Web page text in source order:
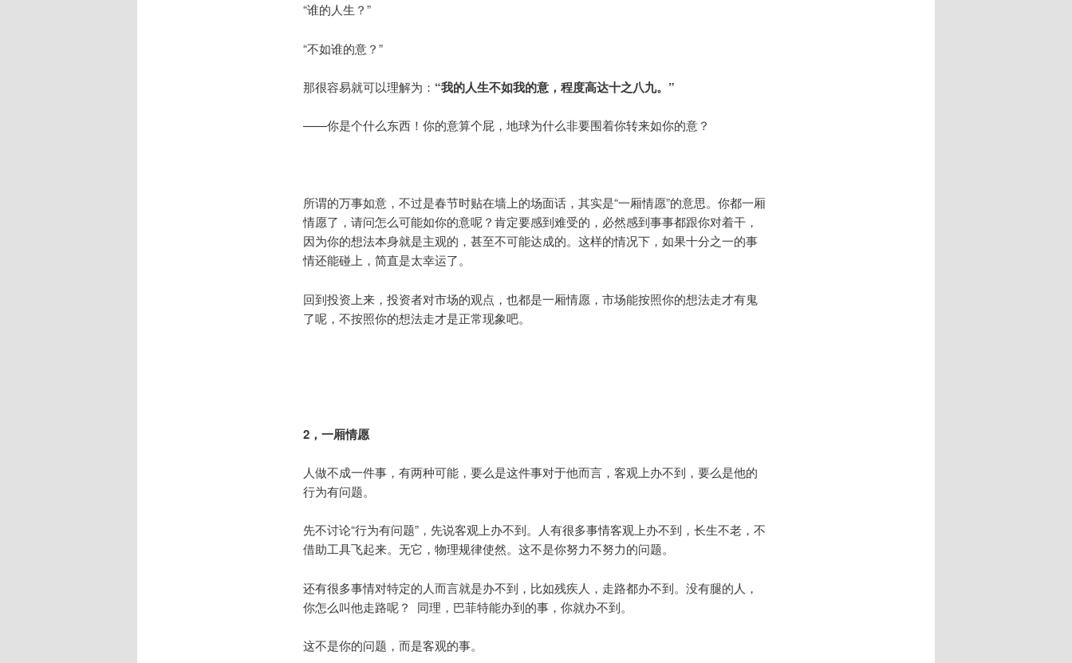
“谁的人生？”
“不如谁的意？”
那很容易就可以理解为： “我的人生不如我的意，程度高达十之八九。”
——你是个什么东西！你的意算个屁，地球为什么非要围着你转来如你的意？
所谓的万事如意，不过是春节时贴在墙上的场面话，其实是“一厢情愿”的意思。你都一厢
情愿了，请问怎么可能如你的意呢？肯定要感到难受的，必然感到事事都跟你对着干，
因为你的想法本身就是主观的，甚至不可能达成的。这样的情况下，如果十分之一的事
情还能碰上，简直是太幸运了。
回到投资上来，投资者对市场的观点，也都是一厢情愿，市场能按照你的想法走才有鬼
了呢，不按照你的想法走才是正常现象吧。
2，一厢情愿
人做不成一件事，有两种可能，要么是这件事对于他而言，客观上办不到，要么是他的
行为有问题。
先不讨论“行为有问题”，先说客观上办不到。人有很多事情客观上办不到，长生不老，不
借助工具飞起来。无它，物理规律使然。这不是你努力不努力的问题。
还有很多事情对特定的人而言就是办不到，比如残疾人，走路都办不到。没有腿的人，
你怎么叫他走路呢？ 同理，巴菲特能办到的事，你就办不到。
这不是你的问题，而是客观的事。